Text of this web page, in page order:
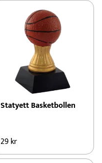
Statyett Basketbollen
29kr